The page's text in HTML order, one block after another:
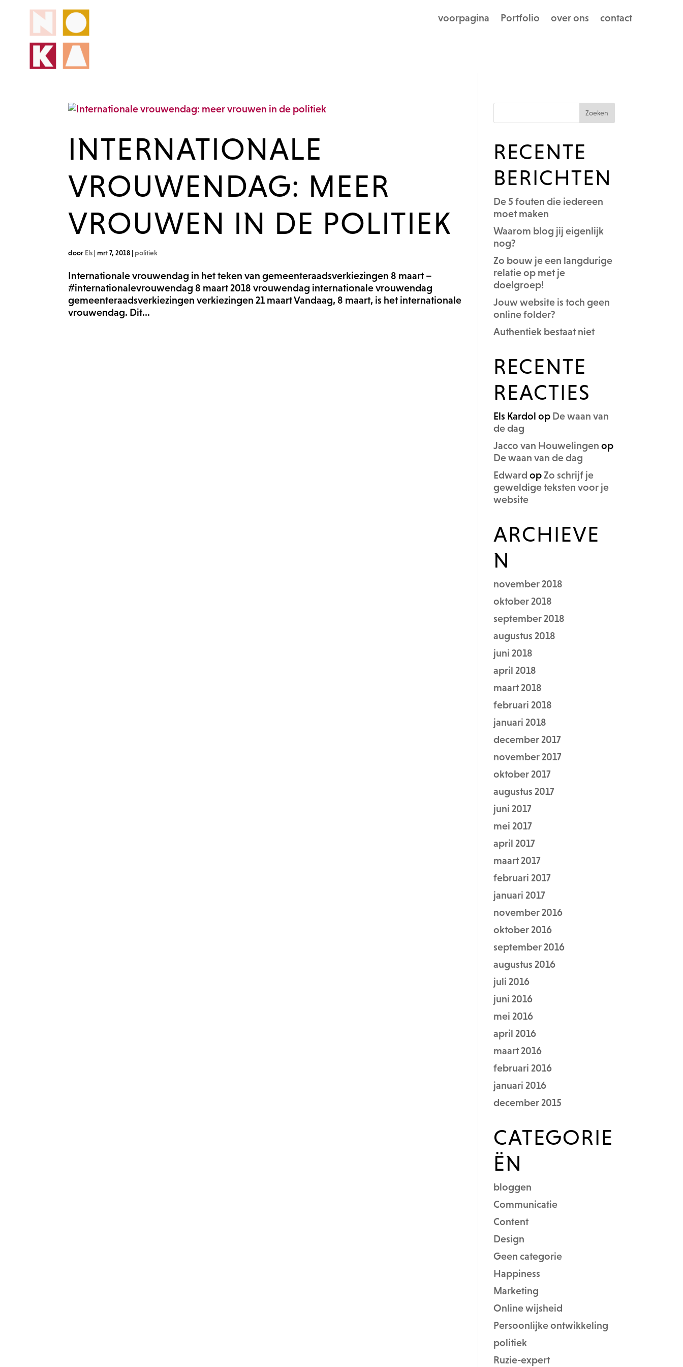
voorpagina Portfolio over ons contact
INTERNATIONALE
VROUWENDAG: MEER
VROUWEN IN DE POLITIEK
door Els |mrt 7, 2018 | politiek
Internationale vrouwendag in het teken van gemeenteraadsverkiezingen 8 maart –
#internationalevrouwendag 8 maart 2018 vrouwendag internationale vrouwendag
gemeenteraadsverkiezingen verkiezingen 21 maart Vandaag, 8 maart, is het internationale
vrouwendag. Dit...
RECENTE
BERICHTEN
De 5 fouten die iedereen
moet maken
Waarom blog jij eigenlijk
nog?
Zo bouw je een langdurige
relatie op met je
doelgroep!
Jouw website is toch geen
online folder?
Authentiek bestaat niet
RECENTE
REACTIES
Els Kardol op De waan van
de dag
Jacco van Houwelingen op
De waan van de dag
Edward opZo schrijf je
geweldige teksten voor je
website
ARCHIEVE
N
november 2018
oktober 2018
september 2018
augustus 2018
juni 2018
april 2018
maart 2018
februari 2018
januari 2018
december 2017
november 2017
oktober 2017
augustus 2017
juni 2017
mei 2017
april 2017
maart 2017
februari 2017
januari 2017
november 2016
oktober 2016
september 2016
augustus 2016
juli 2016
juni 2016
mei 2016
april 2016
maart 2016
februari 2016
januari 2016
december 2015
CATEGORIE
ËN
bloggen
Communicatie
Content
Design
Geen categorie
Happiness
Marketing
Online wijsheid
Persoonlijke ontwikkeling
politiek
Ruzie-expert